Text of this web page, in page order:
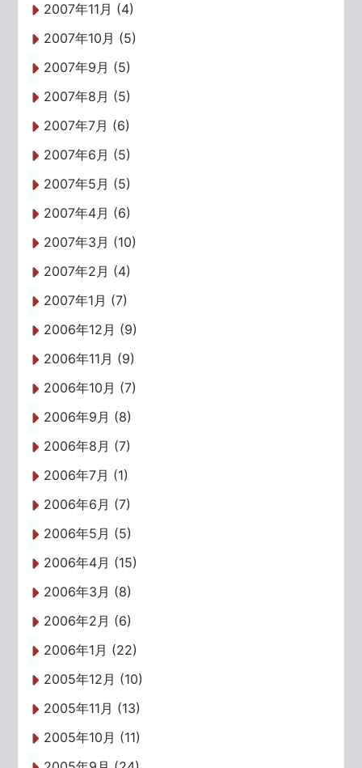
2007年11月 (4)
2007年10月 (5)
2007年9月 (5)
2007年8月 (5)
2007年7月 (6)
2007年6月 (5)
2007年5月 (5)
2007年4月 (6)
2007年3月 (10)
2007年2月 (4)
2007年1月 (7)
2006年12月 (9)
2006年11月 (9)
2006年10月 (7)
2006年9月 (8)
2006年8月 (7)
2006年7月 (1)
2006年6月 (7)
2006年5月 (5)
2006年4月 (15)
2006年3月 (8)
2006年2月 (6)
2006年1月 (22)
2005年12月 (10)
2005年11月 (13)
2005年10月 (11)